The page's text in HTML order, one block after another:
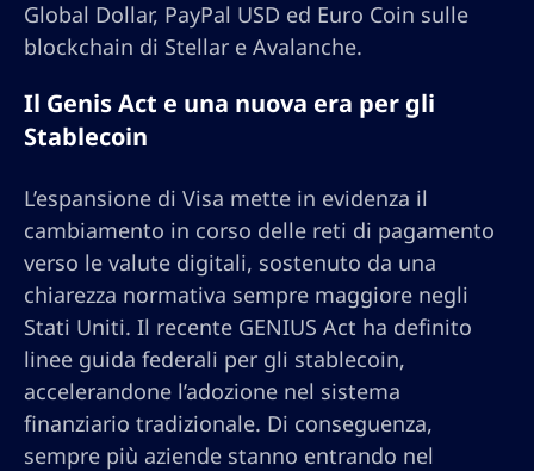
Global Dollar, PayPal USD ed Euro Coin sulle
blockchain di Stellar e Avalanche.
Il Genis Act e una nuova era per gli
Stablecoin
L’espansione di Visa mette in evidenza il
cambiamento in corso delle reti di pagamento
verso le valute digitali, sostenuto da una
chiarezza normativa sempre maggiore negli
Stati Uniti. Il recente GENIUS Act ha definito
linee guida federali per gli stablecoin,
accelerandone l’adozione nel sistema
finanziario tradizionale. Di conseguenza,
sempre più aziende stanno entrando nel